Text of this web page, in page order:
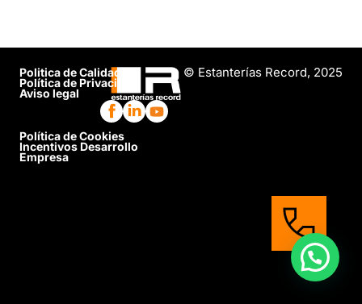
Politica de Calidad
Política de Privacidad
Aviso legal
Política de Cookies
Incentivos Desarrollo
Empresa
© Estanterías Record, 2025